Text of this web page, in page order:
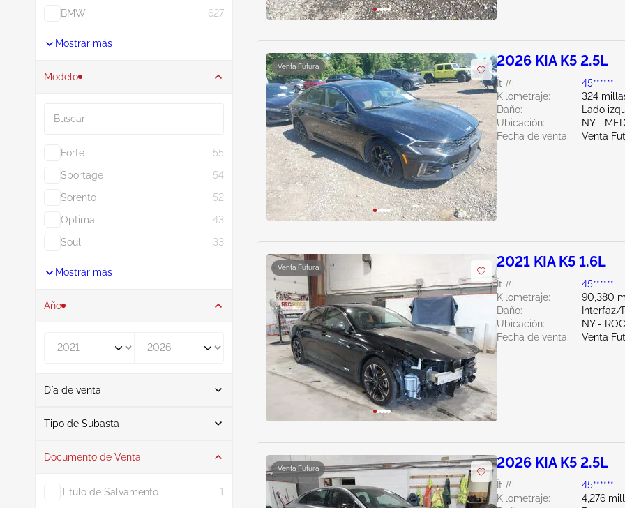
BMW
627
Mostrar más
Modelo
Forte
55
Sportage
54
Sorento
52
Optima
43
Soul
33
Mostrar más
Año
Día de venta
De
Tipo de Subasta
Subasta 19
Documento de Venta
Titulo de Salvamento 1
Venta Futura 2026 KIA K5 2.5L
Ít #:
45******
Kilometraje:
324
Daño:
Lado
Ubicación:
NY -
Fecha de venta:
Venta
Venta Futura 2021 KIA K5 1.6L
Ít #:
45******
Kilometraje:
90,380
Daño:
Interfaz/
Ubicación:
NY -
Fecha de venta:
Venta
Venta Futura 2026 KIA K5 2.5L
Ít #:
45******
Kilometraje:
4,276